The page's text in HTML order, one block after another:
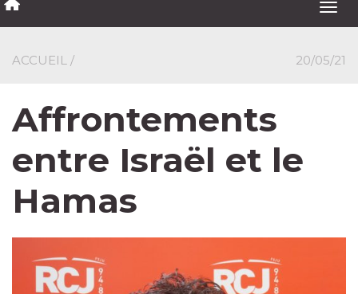
ACCUEIL / 20/05/21
Affrontements
entre Israël et le
Hamas